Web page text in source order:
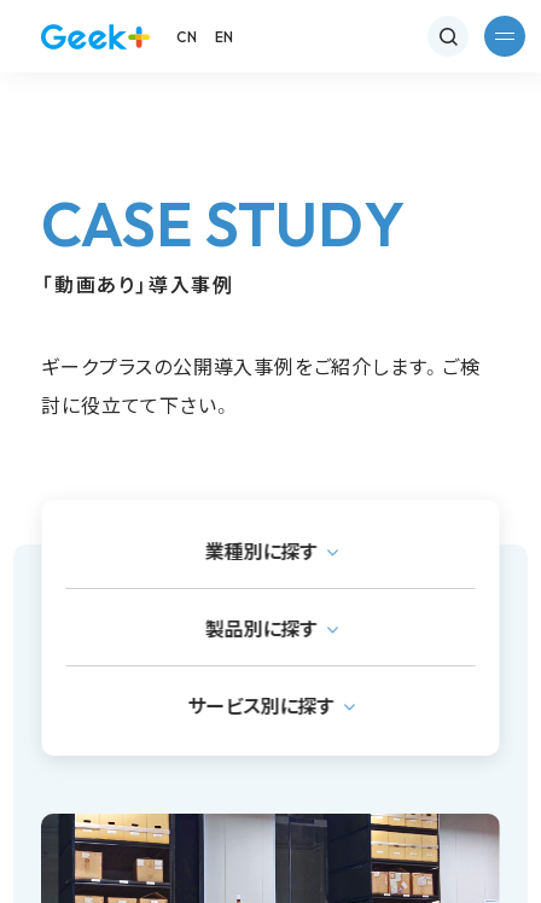
CN EN
CASE STUDY
「動画あり」導入事例
ギークプラスの公開導入事例をご紹介します。ご検
討に役立てて下さい。
業種別に探す
アパレル
製造 通信
製品別に探す
PopPick
ピッキング Pシリーズ
サービス別に探す
自動化ロボット販売事業